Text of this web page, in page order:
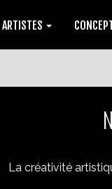
ARTISTES
La créativité